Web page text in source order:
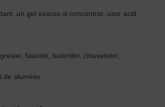
un gel vascos si concentrat, usor acid
faiantei, bateriilor, chiuvetelor,
aluminiu.